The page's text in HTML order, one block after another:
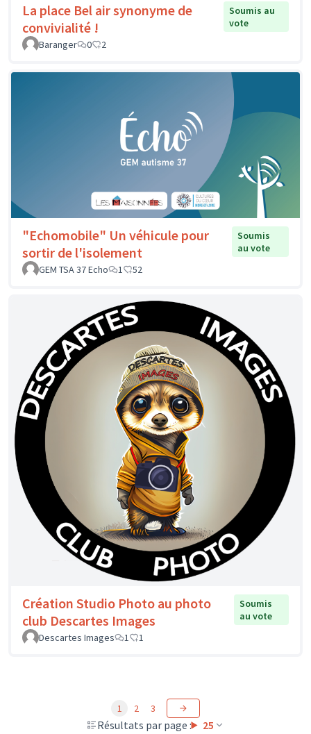
La place Bel air synonyme de
convivialité !
Soumis au
vote
Baranger
0 2
"Echomobile" Un véhicule pour
sortir de l'isolement
Soumis
au vote
GEM TSA 37 Echo
1 52
Création Studio Photo au photo
club Descartes Images
Soumis
au vote
Descartes Images
1 1
Résultats par page : 25
1 2 3